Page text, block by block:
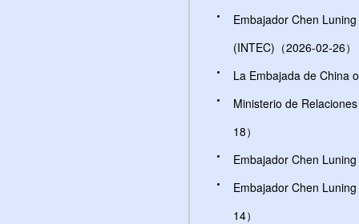
Embajador Chen
(INTEC)（2026-02-26）
La Embajada de China
Ministerio de
18）
Embajador Chen
Embajador Chen
14）